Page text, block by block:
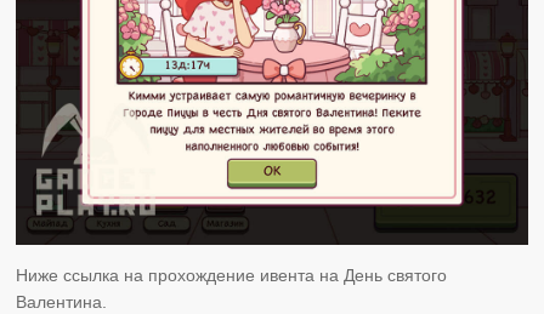
Ниже ссылка на прохождение ивента на День святого
Валентина.